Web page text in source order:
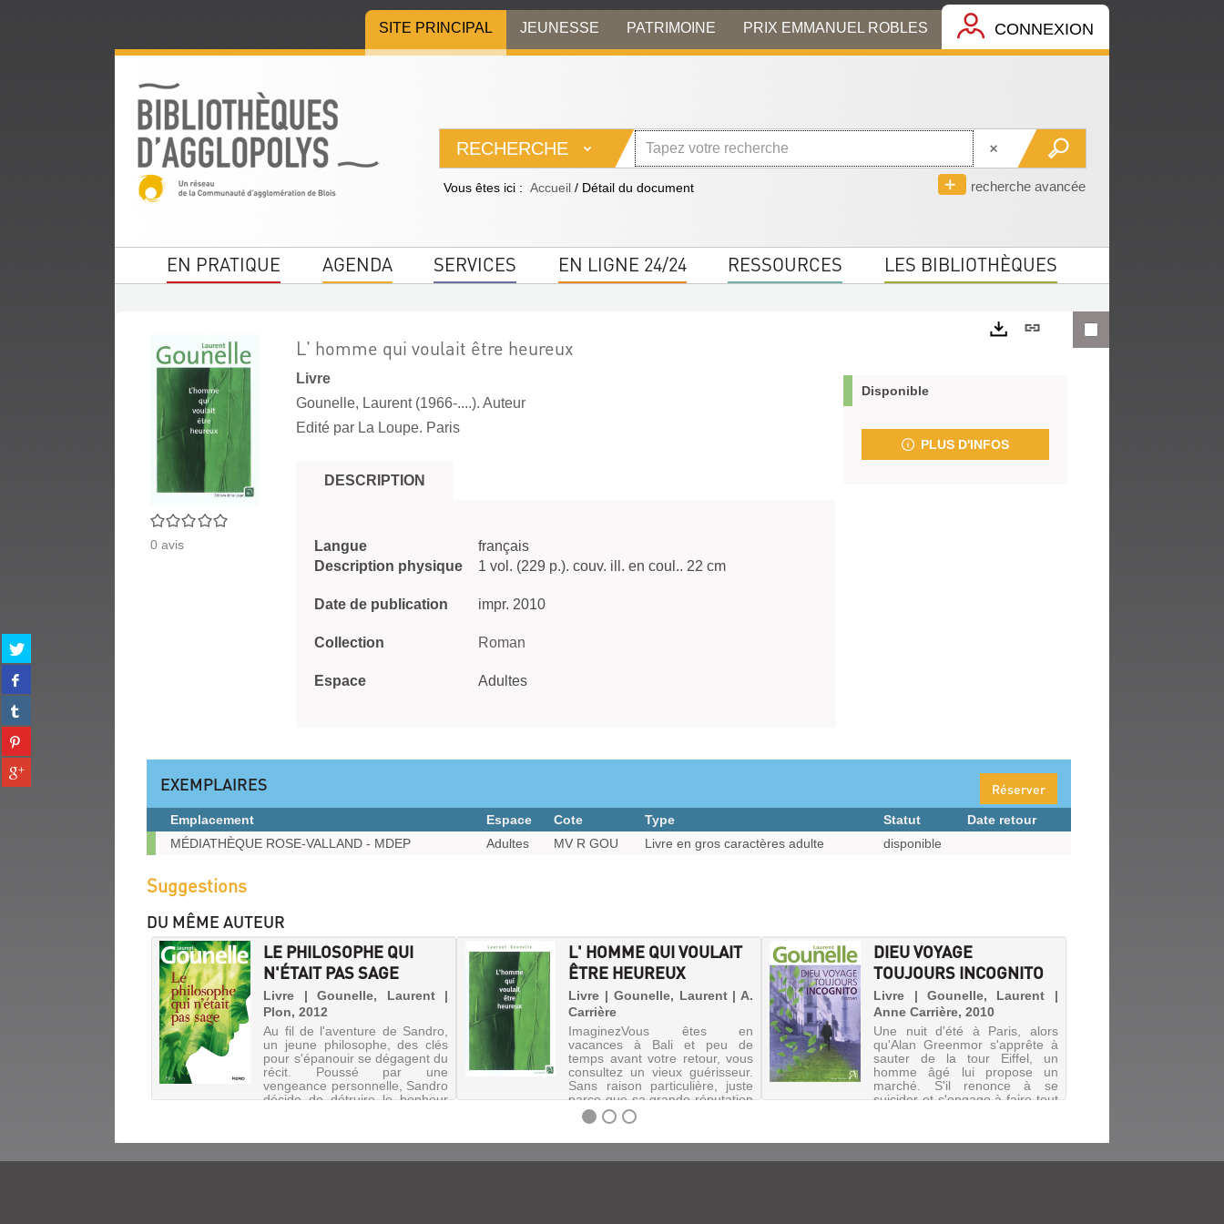
menu
contenu
la
SITE PRINCIPAL JEUNESSE PATRIMOINE PRIX EMMANUEL ROBLES CONNEXION
RECHERCHE
recherche avancée
Vous êtes ici : Accueil / Détail du document
EN PRATIQUE AGENDA SERVICES EN LIGNE 24/24 RESSOURCES LES BIBLIOTHÈQUES
Partager
sur
twitter
(Nouvelle
fenêtre)
Partager
sur
facebook
(Nouvelle
fenêtre)
Partager
sur
tumblr
(Nouvelle
fenêtre)
Partager
sur
pinterest
(Nouvelle
Partager
sur
0/5
0 avis
L' homme qui voulait être heureux
Livre
Gounelle, Laurent (1966-....). Auteur
Edité par La Loupe. Paris
DESCRIPTION
Langue
français
Description physique
1 vol. (229 p.). couv. ill. en coul.. 22 cm
Date de publication impr. 2010
Collection Roman
Espace Adultes
Lien
Disponible
PLUS D'INFOS
EXEMPLAIRES Réserver
Exemplaires
Emplacement Espace Cote Type Statut
Date retour
MÉDIATHÈQUE ROSE-VALLAND - MDEP
Adultes MV R GOU Livre en gros caractères adulte disponible
Suggestions
DU MÊME AUTEUR
L' HOMME QUI VOULAIT
ÊTRE HEUREUX
Livre | Gounelle, Laurent | A.
Carrière
ImaginezVous êtes en
vacances à Bali et peu de
temps avant votre retour, vous
consultez un vieux guérisseur.
Sans raison particulière, juste
parce que sa grande réputation
vous a donné envie de le
rencontrer, au cas où Son
diagnos...
DIEU VOYAGE
TOUJOURS INCOGNITO
Livre | Gounelle, Laurent |
Anne Carrière, 2010
Une nuit d'été à Paris, alors
qu'Alan Greenmor s'apprête à
sauter de la tour Eiffel, un
homme âgé lui propose un
marché. S'il renonce à se
suicider et s'engage à faire tout
LE PHILOSOPHE QUI
N'ÉTAIT PAS SAGE
Livre | Gounelle, Laurent |
Plon, 2012
Au fil de l'aventure de Sandro,
un jeune philosophe, des clés
pour s'épanouir se dégagent du
récit. Poussé par une
vengeance personnelle, Sandro
décide de détruire le bonheur
peuplad...